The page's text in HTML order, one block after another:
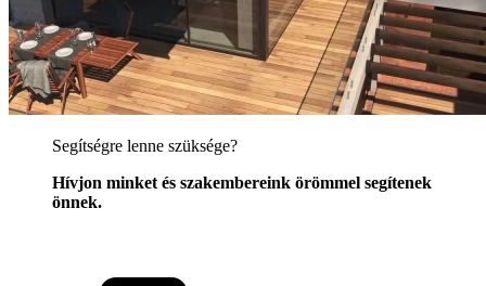
Segítségre lenne szüksége?
Hívjon minket és szakembereink örömmel segítenek
önnek.